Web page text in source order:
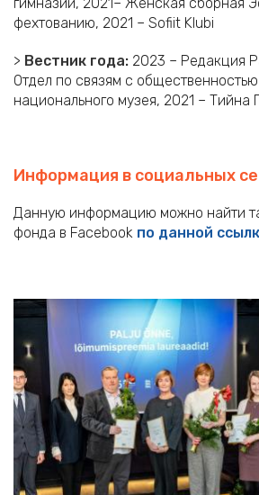
фехтованию, 2021 – Sofiit Klubi
> Вестник года: 2023 – Редакция
Отдел по связям с
национального музея, 2021 – Тийна
Информация в социальных
Данную информацию можно найти
фонда в Facebook по данной